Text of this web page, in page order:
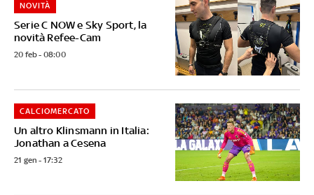
Serie C NOW e Sky Sport, la
novità Refee-Cam
NOVITÀ
20 feb - 08:00
Un altro Klinsmann in Italia:
Jonathan a Cesena
CALCIOMERCATO
21 gen - 17:32